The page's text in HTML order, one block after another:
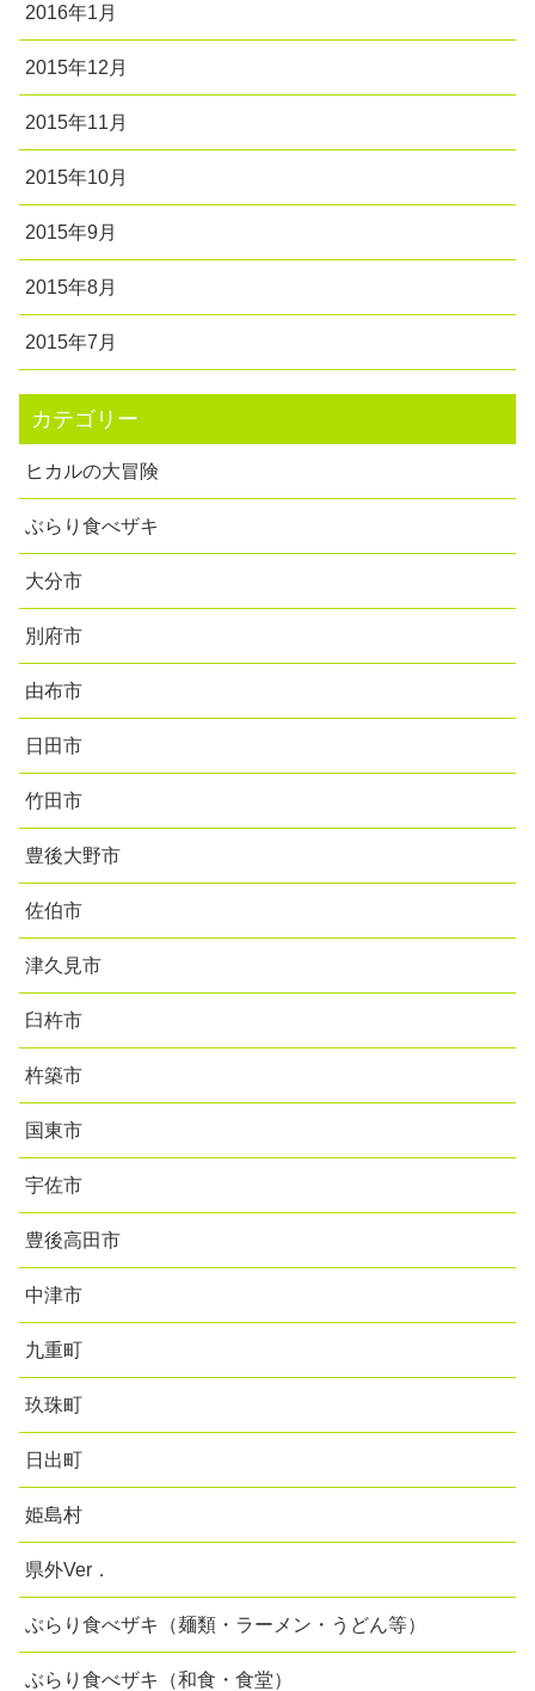
2016年1月
2015年12月
2015年11月
2015年10月
2015年9月
2015年8月
2015年7月
カテゴリー
ヒカルの大冒険
ぶらり食べザキ
大分市
別府市
由布市
日田市
竹田市
豊後大野市
佐伯市
津久見市
臼杵市
杵築市
国東市
宇佐市
豊後高田市
中津市
九重町
玖珠町
日出町
姫島村
県外Ver．
ぶらり食べザキ（麺類・ラーメン・うどん等）
ぶらり食べザキ（和食・食堂）